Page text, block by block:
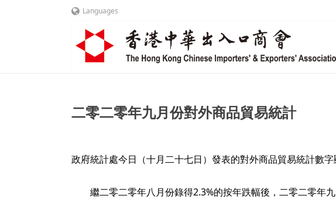
Languages
二零二零年九月份對外商品貿易統計
政府統計處今日（十月二十七日）發表的對外商品貿易統計數
繼二零二零年八月份錄得2.3%的按年跌幅後，二零二零年九